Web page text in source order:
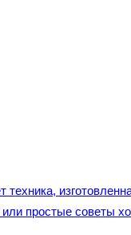
простые советы